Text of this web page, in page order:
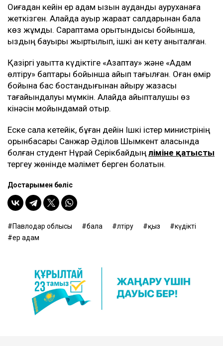
Оқиғадан кейін ер адам қызын аудандық ауруханаға
жеткізген. Алайда ауыр жарақат салдарынан бала
көз жұмды. Сараптама қорытындысы бойынша,
қыздың бауыры жыртылып, ішкі қан кету анықталған.
Қазіргі уақытта күдіктіге «Азаптау» және «Адам
өлтіру» баптары бойынша айып тағылған. Оған өмір
бойына бас бостандығынан айыру жазасы
тағайындалуы мүмкін. Алайда айыпталушы өз
кінәсін мойындамай отыр.
Еске сала кетейік, бұған дейін Ішкі істер министрінің
орынбасары Санжар Әділов Шымкент қаласында
болған студент Нұрай Серікбайдың өліміне қатысты
тергеу жөнінде мәлімет берген болатын.
Достарыңмен бөліс
Павлодар облысы бала өлтіру қыз
күдікті
ер адам